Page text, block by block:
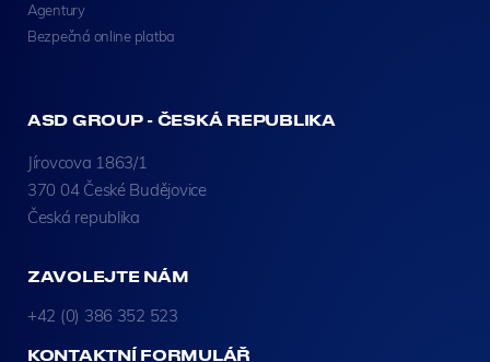
Agentury
Bezpečná online platba
ASD GROUP - ČESKÁ REPUBLIKA
Jírovcova 1863/1
370 04 České Budějovice
Česká republika
ZAVOLEJTE NÁM
+42 (0) 386 352 523
KONTAKTNÍ FORMULÁŘ